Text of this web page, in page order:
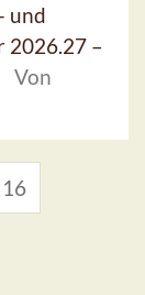
und
2026.27 –
Von
16